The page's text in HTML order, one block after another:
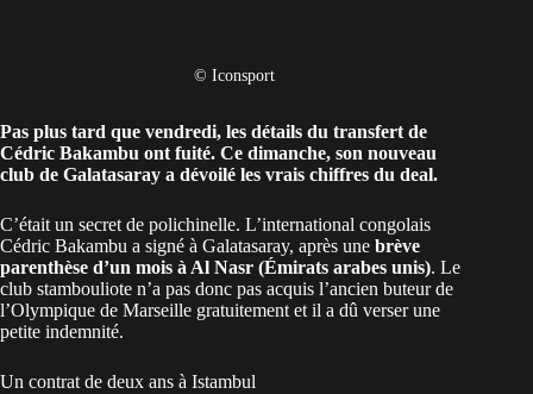
© Iconsport
Pas plus tard que vendredi, les détails du transfert de
Cédric Bakambu ont fuité. Ce dimanche, son nouveau
club de Galatasaray a dévoilé les vrais chiffres du deal.
C’était un secret de polichinelle. L’international congolais
Cédric Bakambu a signé à Galatasaray, après une brève
parenthèse d’un mois à Al Nasr (Émirats arabes unis). Le
club stambouliote n’a pas donc pas acquis l’ancien buteur de
l’Olympique de Marseille gratuitement et il a dû verser une
petite indemnité.
Un contrat de deux ans à Istambul